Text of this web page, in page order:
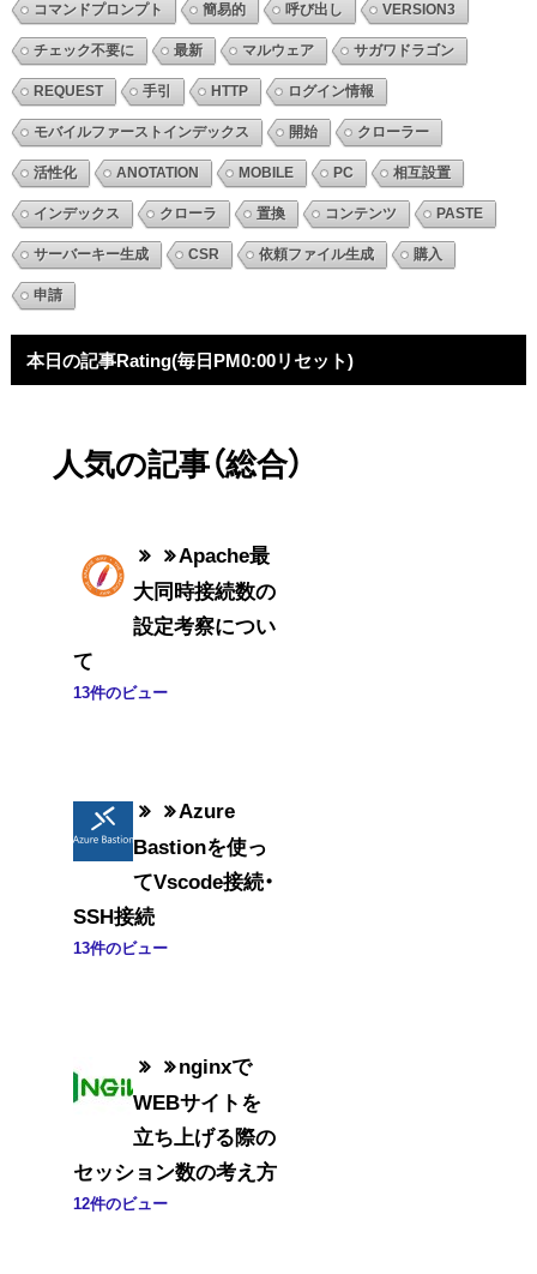
コマンドプロンプト 簡易的 呼び出し VERSION3
チェック不要に 最新 マルウェア サガワドラゴン
REQUEST 手引 HTTP ログイン情報
モバイルファーストインデックス 開始 クローラー
活性化 ANOTATION MOBILE PC 相互設置
インデックス クローラ 置換 コンテンツ PASTE
サーバーキー生成 CSR 依頼ファイル生成 購入
申請
本日の記事Rating(毎日PM0:00リセット)
人気の記事（総合）
Apache最
大同時接続数の
設定考察につい
て
13件のビュー
Azure
Bastionを使っ
てVscode接続・
SSH接続
13件のビュー
nginxで
WEBサイトを
立ち上げる際の
セッション数の考え方
12件のビュー